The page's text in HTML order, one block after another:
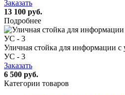
Заказать
13 100 руб.
Подробнее
Уличная стойка для информации с
УС - 3
Заказать
6 500 руб.
Категории товаров